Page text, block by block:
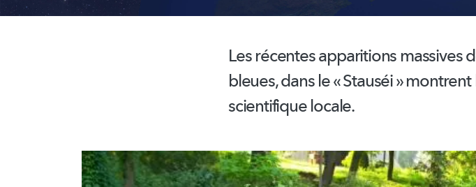
Les récentes apparitions massives
bleues, dans le « Stauséi » montrent
scientifique locale.